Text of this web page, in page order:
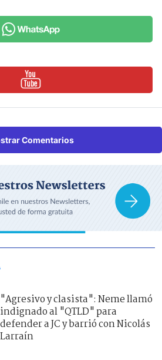
Comentarios
"Agresivo y clasista": Neme llamó
indignado al "QTLD" para
defender a JC y barrió con Nicolás
Larraín